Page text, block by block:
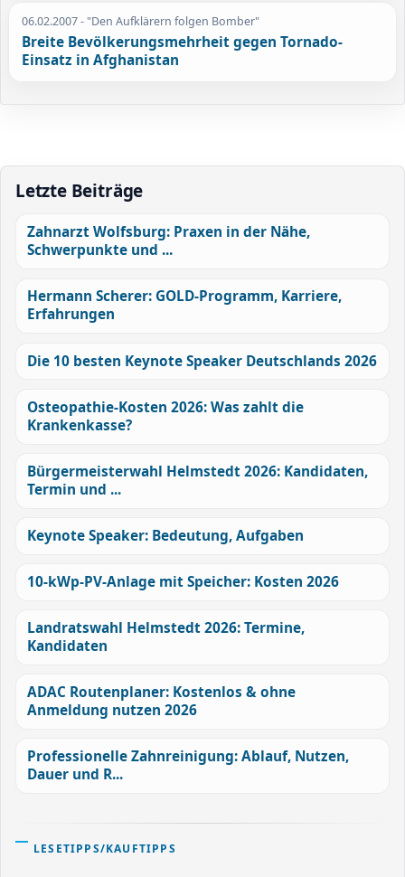
06.02.2007- "Den Aufklärern folgen Bomber"
Breite Bevölkerungsmehrheit gegen Tornado-
Einsatz in Afghanistan
Letzte Beiträge
Zahnarzt Wolfsburg: Praxen in der Nähe,
Schwerpunkte und ...
Hermann Scherer: GOLD-Programm, Karriere,
Erfahrungen
Die 10 besten Keynote Speaker Deutschlands 2026
Osteopathie-Kosten 2026: Was zahlt die
Krankenkasse?
Bürgermeisterwahl Helmstedt 2026: Kandidaten,
Termin und ...
Keynote Speaker: Bedeutung, Aufgaben
10-kWp-PV-Anlage mit Speicher: Kosten 2026
Landratswahl Helmstedt 2026: Termine,
Kandidaten
ADAC Routenplaner: Kostenlos & ohne
Anmeldung nutzen 2026
Professionelle Zahnreinigung: Ablauf, Nutzen,
Dauer und R...
LESETIPPS/KAUFTIPPS